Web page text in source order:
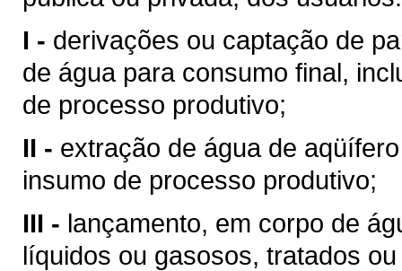
I - derivações ou captação de
de água para consumo final,
de processo produtivo;
II - extração de água de
insumo de processo produtivo;
III - lançamento, em corpo de
líquidos ou gasosos, tratados